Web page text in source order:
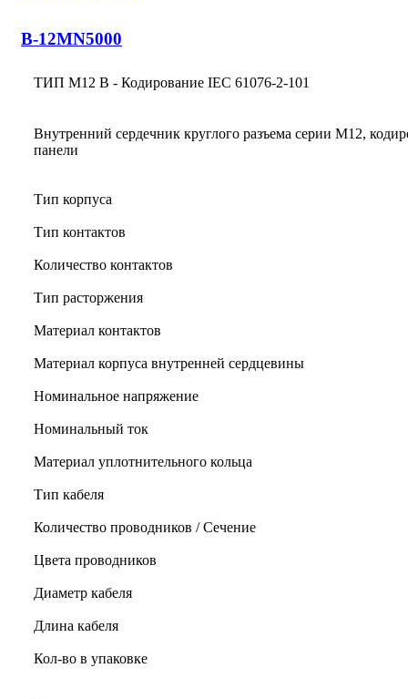
B-12MN5000
ТИП M12 В - Кодирование IEC 61076-2-101
Внутренний сердечник круглого разъема серии M12,
панели
Тип корпуса
Тип контактов
Количество контактов
Тип расторжения
Материал контактов
Материал корпуса внутренней сердцевины
Номинальное напряжение
Номинальный ток
Материал уплотнительного кольца
Тип кабеля
Количество проводников / Сечение
Цвета проводников
Диаметр кабеля
Длина кабеля
Кол-во в упаковке